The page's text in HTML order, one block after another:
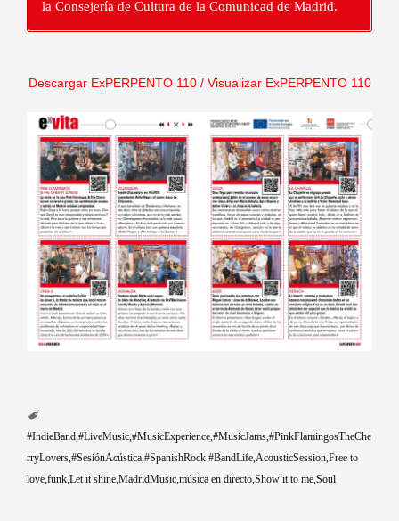
la Consejería de Cultura de la Comunicad de Madrid.
Descargar ExPERPENTO 110 / Visualizar ExPERPENTO 110
#IndieBand #LiveMusic #MusicExperience #MusicJams #PinkFlamingosTheChe
rryLovers #SesiónAcústica #SpanishRock #BandLife AcousticSession Free to
love funk Let it shine MadridMusic música en directo Show it to me Soul